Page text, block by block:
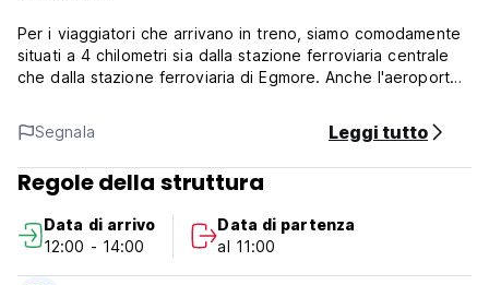
Per i viaggiatori che arrivano in treno, siamo comodamente
situati a 4 chilometri sia dalla stazione ferroviaria centrale
che dalla stazione ferroviaria di Egmore. Anche l'aeroporto
distanza. Il nostro hotel è a soli 3 chilometri dall'ambasciata
degli Stati Uniti e a 4 chilometri dall'ospedale Apollo, il che
lo rende la scelta ideale sia per i viaggiatori d'affari che per
quelli medici.
***Politiche della struttura***
Politica di cancellazione: 1 giorno prima dell'arrivo. In caso
di cancellazione tardiva o di mancato arrivo verrà
Segnala Leggi tutto
Regole della struttura
Data di arrivo
12:00 - 14:00
Data di partenza
al 11:00